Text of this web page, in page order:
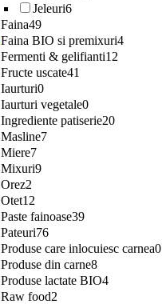
Jeleuri6
Faina49
Faina BIO si premixuri4
Fermenti & gelifianti12
Fructe uscate41
Iaurturi0
Iaurturi vegetale0
Ingrediente patiserie20
Masline7
Miere7
Mixuri9
Orez2
Otet12
Paste fainoase39
Pateuri76
Produse care inlocuiesc carnea0
Produse din carne8
Produse lactate BIO4
Raw food2